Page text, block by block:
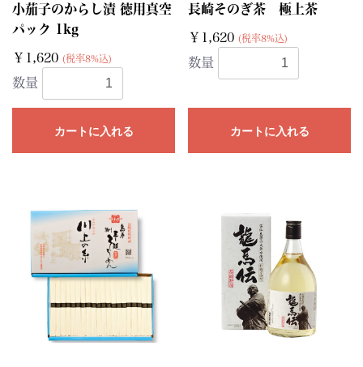
小茄子のからし漬 徳用真空
パック 1kg
￥1,620 (税率8%込)
数量
カートに入れる
長崎そのぎ茶 極上茶
￥1,620 (税率8%込)
数量
カートに入れる